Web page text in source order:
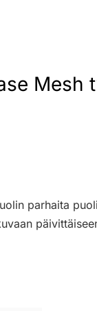
Mesh
parhaita